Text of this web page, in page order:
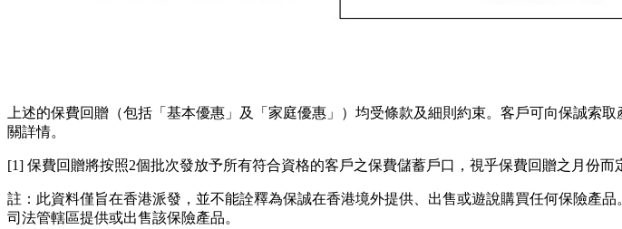
上述的保費回贈（包括「基本優惠」及「家庭優惠」）均受條款及細則約束。客戶可向保誠索
關詳情。
[1] 保費回贈將按照2個批次發放予所有符合資格的客戶之保費儲蓄戶口，視乎保費回贈之月份而
註：此資料僅旨在香港派發，並不能詮釋為保誠在香港境外提供、出售或遊說購買任何保險產
司法管轄區提供或出售該保險產品。